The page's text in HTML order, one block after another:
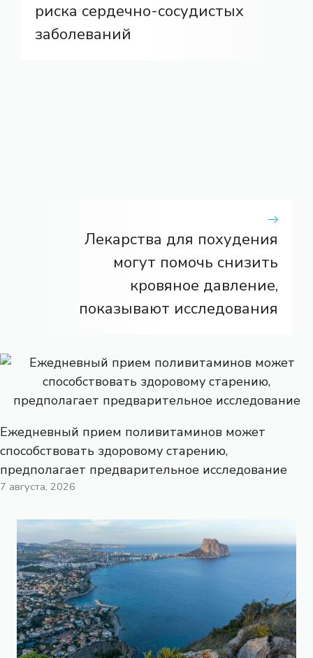
риска сердечно-сосудистых
заболеваний
Лекарства для похудения
могут помочь снизить
кровяное давление,
показывают исследования
Ежедневный прием поливитаминов может
способствовать здоровому старению,
предполагает предварительное исследование
7 августа, 2026